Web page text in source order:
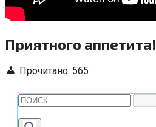
Приятного аппетита!
Прочитано: 565